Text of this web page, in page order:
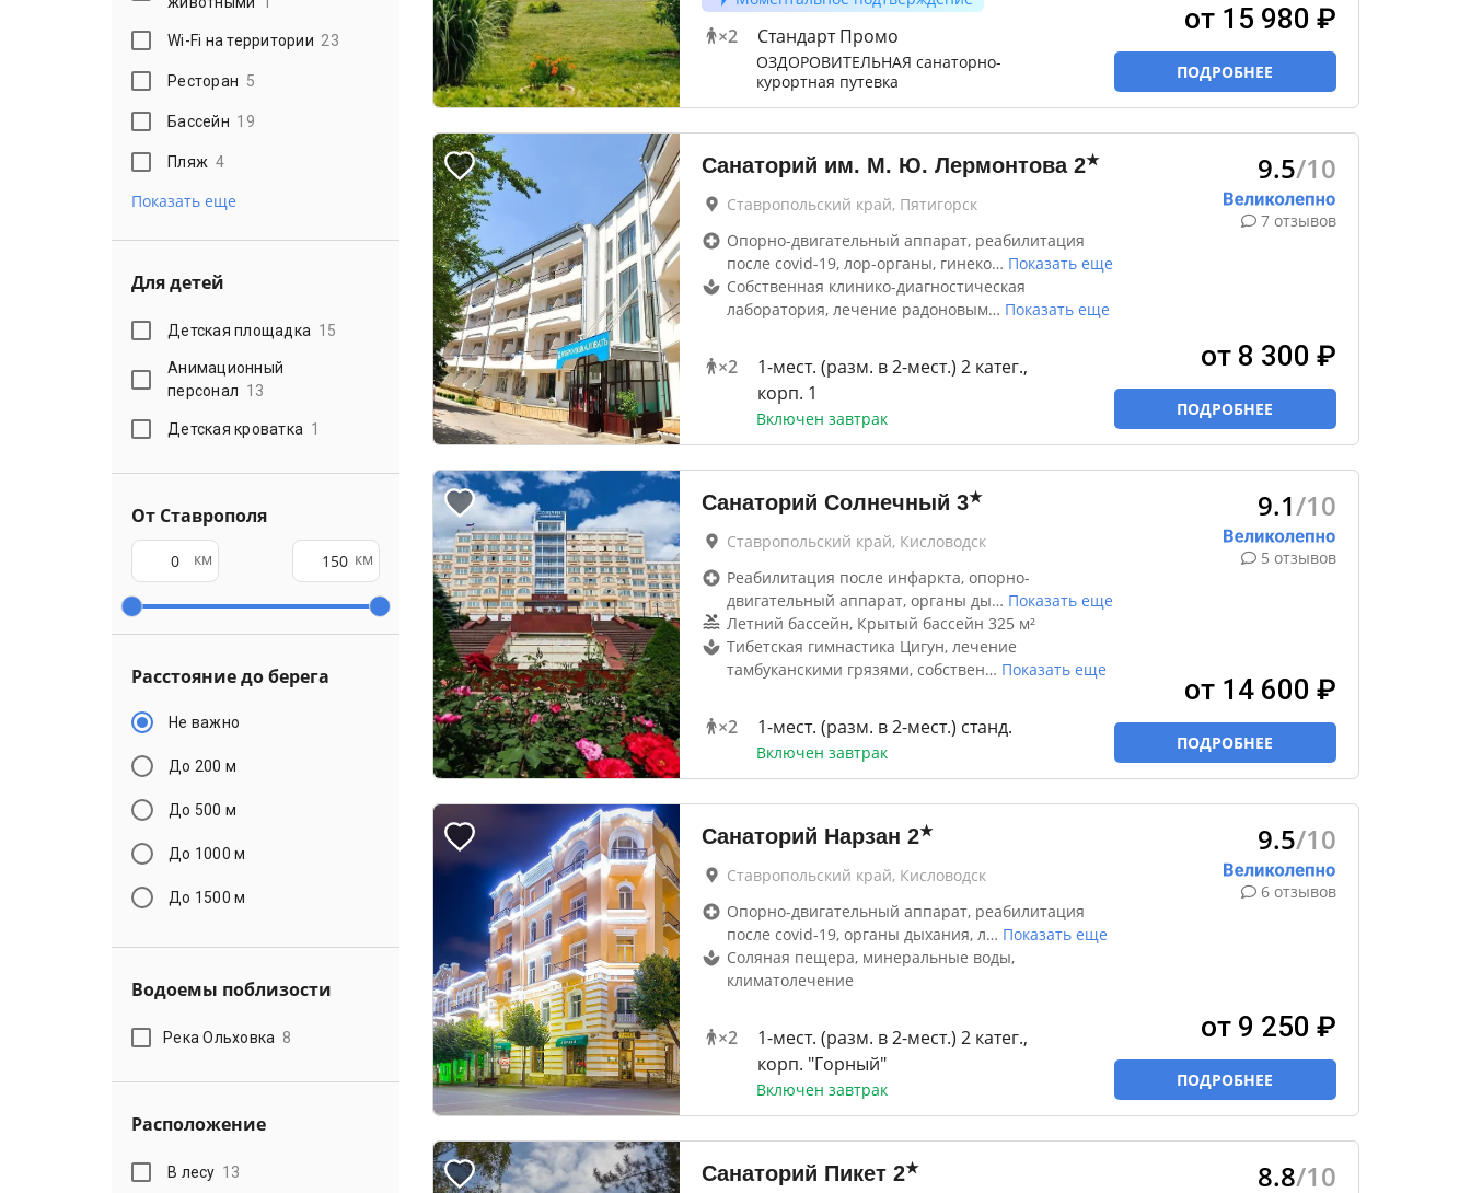
Wi-Fi на территории 23
Ресторан 5
Бассейн 19
Пляж 4
Показать еще
Для детей
Детская площадка 15
Анимационный
персонал 13
Детская кроватка 1
От Ставрополя
км км
Расстояние до берега
Не важно
До 200 м
До 500 м
До 1000 м
До 1500 м
Водоемы поблизости
Река Ольховка 8
Расположение
В лесу 13
×2 Стандарт Промо
ОЗДОРОВИТЕЛЬНАЯ санаторно-
курортная путевка
от 15 980 ₽
ПОДРОБНЕЕ
Санаторий им. М. Ю. Лермонтова 2★
Ставропольский край, Пятигорск
Опорно-двигательный аппарат, реабилитация
после covid-19, лор-органы, гинеко… Показать еще
Собственная клинико-диагностическая
лаборатория, лечение радоновым… Показать еще
×2
1-мест. (разм. в 2-мест.) 2 катег.,
корп. 1
Включен завтрак
9.5/10
7 отзывов
от 8 300 ₽
ПОДРОБНЕЕ
Санаторий Солнечный 3★
Ставропольский край, Кисловодск
Реабилитация после инфаркта, опорно-
двигательный аппарат, органы ды… Показать еще
Летний бассейн, Крытый бассейн 325 м²
Тибетская гимнастика Цигун, лечение
тамбуканскими грязями, собствен… Показать еще
×2 1-мест. (разм. в 2-мест.) станд.
Включен завтрак
9.1/10
5 отзывов
от 14 600 ₽
ПОДРОБНЕЕ
Санаторий Нарзан 2★
Ставропольский край, Кисловодск
Опорно-двигательный аппарат, реабилитация
после covid-19, органы дыхания, л… Показать еще
Соляная пещера, минеральные воды,
климатолечение
×2
1-мест. (разм. в 2-мест.) 2 катег.,
корп. "Горный"
Включен завтрак
9.5/10
6 отзывов
от 9 250 ₽
ПОДРОБНЕЕ
Санаторий Пикет 2★ 8.8/10